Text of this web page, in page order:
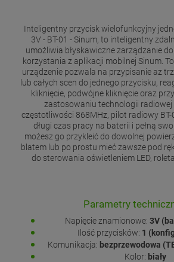
Inteligentny przycisk wielofunkcyjny
3V - BT-01 - Sinum, to inteligentny
umożliwia błyskawiczne zarządzanie
korzystania z aplikacji mobilnej Sinum.
urządzenie pozwala na przypisanie aż
lub całych scen do jednego przycisku,
kliknięcie, podwójne kliknięcie oraz
zastosowaniu technologii radiowej
częstotliwości 868MHz, pilot radiowy
długi czas pracy na baterii i pełną
możesz go przykleić do dowolnej
blatem lub po prostu mieć zawsze pod
do sterowania oświetleniem LED,
Parametry
Napięcie znamionowe: 3V
Ilość przycisków: 1
Komunikacja: bezprzewodowa
Kolor: biały